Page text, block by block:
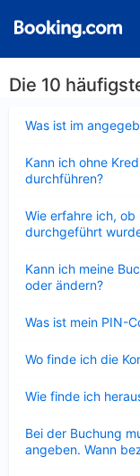
Die 10
Was ist im
Kann ich ohne
durchführen?
Wie erfahre ich,
durchgeführt
Kann ich meine
oder ändern?
Was ist mein PIN-
Wo finde ich die
Wie finde ich
Bei der Buchung
angeben. Wann